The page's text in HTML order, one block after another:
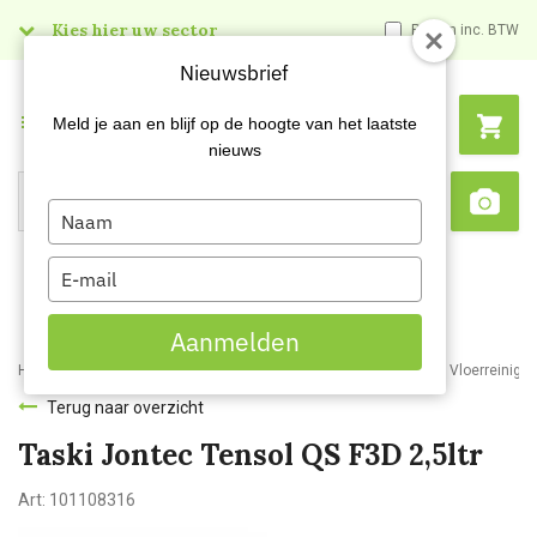
Kies hier uw sector Prijzen inc. BTW
Search
Menu
Home Webshop Schoonmaakartikelen Reinigingsmiddelen
Terug naar overzicht
Taski Jontec Tensol QS F3D 2,5ltr
Art: 101108316
Nieuwsbrief
Meld je aan en blijf op de hoogte van het laatste
nieuws
Type
your
name
Type
your
email
Aanmelden